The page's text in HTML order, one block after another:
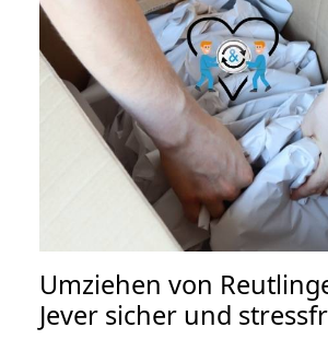
Umziehen von
Jever sicher und